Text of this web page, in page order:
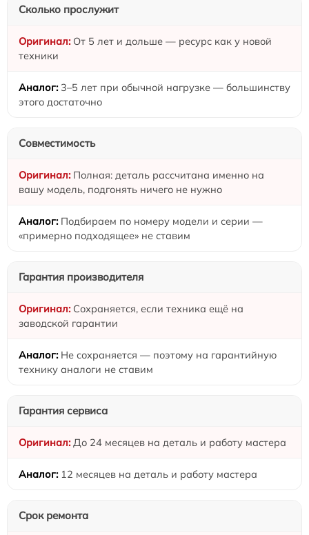
Сколько прослужит
От 5 лет и дольше — ресурс как у новой
техники
3–5 лет при обычной нагрузке — большинству
этого достаточно
Совместимость
Полная: деталь рассчитана именно на
вашу модель, подгонять ничего не нужно
Подбираем по номеру модели и серии —
«примерно подходящее» не ставим
Гарантия производителя
Сохраняется, если техника ещё на
заводской гарантии
Не сохраняется — поэтому на гарантийную
технику аналоги не ставим
Гарантия сервиса
До 24 месяцев на деталь и работу мастера
12 месяцев на деталь и работу мастера
Срок ремонта